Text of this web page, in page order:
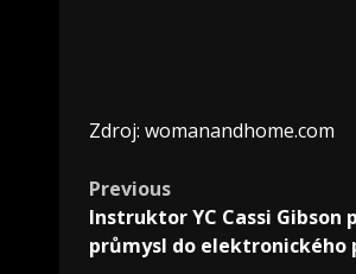
Zdroj: womanandhome.com
Previous
Instruktor YC Cassi
průmysl do elektronického